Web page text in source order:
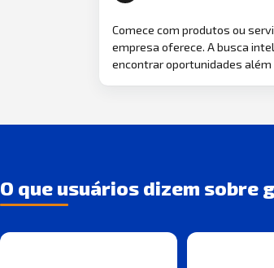
Comece com produtos ou
empresa oferece. A busca
encontrar oportunidades
O que usuários dizem sobre